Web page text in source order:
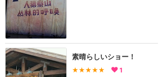
素晴らしいショー！
★★★★★ 1